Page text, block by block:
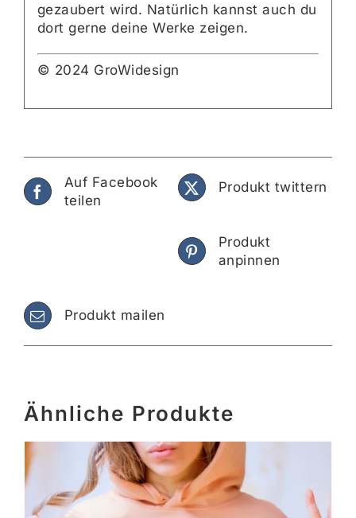
gezaubert wird. Natürlich kannst auch du
dort gerne deine Werke zeigen.
© 2024 GroWidesign
Auf Facebook
teilen
Produkt twittern
Produkt
anpinnen
Produkt mailen
Ähnliche Produkte